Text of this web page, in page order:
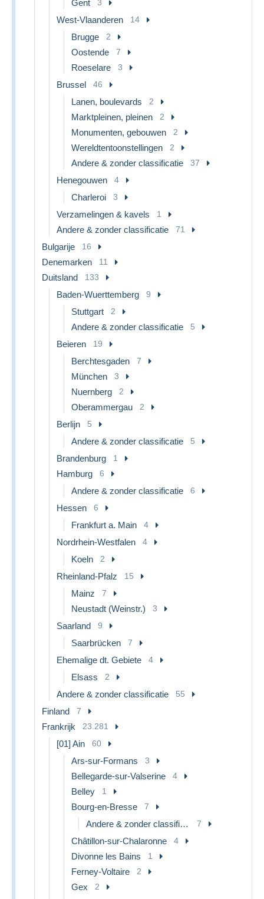
Gent 3
West-Vlaanderen 14
Brugge 2
Oostende 7
Roeselare 3
Brussel 46
Lanen, boulevards 2
Marktpleinen, pleinen 2
Monumenten, gebouwen 2
Wereldtentoonstellingen 2
Andere & zonder classificatie 37
Henegouwen 4
Charleroi 3
Verzamelingen & kavels 1
Andere & zonder classificatie 71
Bulgarije 16
Denemarken 11
Duitsland 133
Baden-Wuerttemberg 9
Stuttgart 2
Andere & zonder classificatie 5
Beieren 19
Berchtesgaden 7
München 3
Nuernberg 2
Oberammergau 2
Berlijn 5
Andere & zonder classificatie 5
Brandenburg 1
Hamburg 6
Andere & zonder classificatie 6
Hessen 6
Frankfurt a. Main 4
Nordrhein-Westfalen 4
Koeln 2
Rheinland-Pfalz 15
Mainz 7
Neustadt (Weinstr.) 3
Saarland 9
Saarbrücken 7
Ehemalige dt. Gebiete 4
Elsass 2
Andere & zonder classificatie 55
Finland 7
Frankrijk 23.281
[01] Ain 60
Ars-sur-Formans 3
Bellegarde-sur-Valserine 4
Belley 1
Bourg-en-Bresse 7
Andere & zonder classificatie 7
Châtillon-sur-Chalaronne 4
Divonne les Bains 1
Ferney-Voltaire 2
Gex 2